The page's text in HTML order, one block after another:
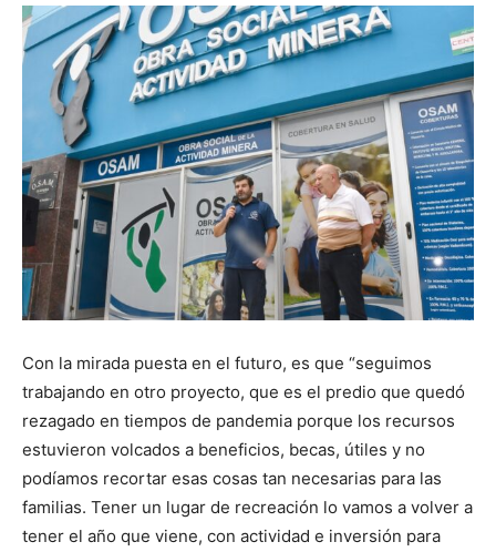
Con la mirada puesta en el futuro, es que “seguimos
trabajando en otro proyecto, que es el predio que quedó
rezagado en tiempos de pandemia porque los recursos
estuvieron volcados a beneficios, becas, útiles y no
podíamos recortar esas cosas tan necesarias para las
familias. Tener un lugar de recreación lo vamos a volver a
tener el año que viene, con actividad e inversión para